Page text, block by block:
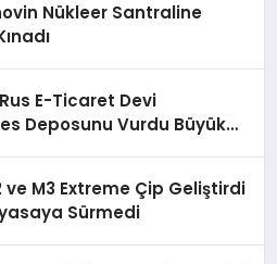
Nükleer Santraline
E-Ticaret Devi
Deposunu Vurdu Büyük
ve M3 Extreme Çip Geliştirdi
Sürmedi